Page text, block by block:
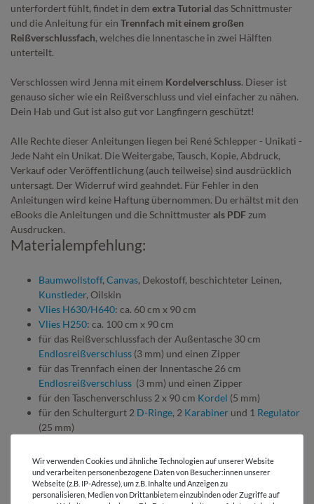
unterfordert fühlt, findet in dem extra Tutorial das Schnittmuster
und die Anleitung für ein Trennfach mit einem großen
Reißverschlussfach, welches die Innentasche in zwei Hälften
unterteilt.
Verschlossen wird Jenna mit einem Kordelverschluss. Dieser ist
genauso sicher wie ein Reißverschluss und viel einfacher zu nähen.
Dein Hab und Gut ist also gut vor Langfingern geschützt!
Alle Rechte dieser Anleitungen liegen bei René Schlepper - Unikati -
Jede Naht ein Unikat. Die Weitergabe, Tausch, Kopie, Abdruck,
Verkauf oder Veröffentlichung (auch teilweise) sind ausdrücklich
untersagt. Der Widerruf wird geahndet. Für Fehler in den
Anleitungen wird keine Haftung übernommen. Du erhältst mit den
eBooks die Anleitungen und die Schnittmuster als PDFzum
Ausdrucken.
Materialempfehlung:
Baumwollstoff, Canvas, Dekostoff, beschichteter Leinen,
Kunstleder, Oilskin
Vlies H630/H640: ca. 60 cm x 90 cm
Vlies H250: ca. 100 cm x 90 cm
für das Reißverschlussfach der Außentasche 30 cm
Endlosreißverschluss (3 mm) und einen Zipper
für das Trennfach einen der Innentasche 26 cm
Endlosreißverschluss (3 mm) und einen Zipper
für den Taschenverschluss 2 x 90 cm Kordel (5 mm)
für den Schultergurt 2 D-Ringe, 2 Karabiner und 1 Regulator
(25 mm)
Wir verwenden Cookies und ähnliche Technologien auf unserer Website
und verarbeiten personenbezogene Daten von Besucher:innen unserer
Webseite (z.B. IP-Adresse), um z.B. Inhalte und Anzeigen zu
personalisieren, Medien von Drittanbietern einzubinden oder Zugriffe auf